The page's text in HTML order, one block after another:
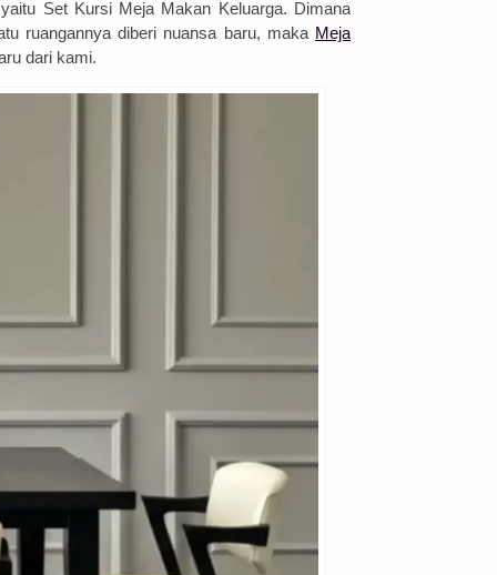
Set Kursi Meja Makan Keluarga. Dimana
ruangannya diberi nuansa baru, maka Meja
dari kami.